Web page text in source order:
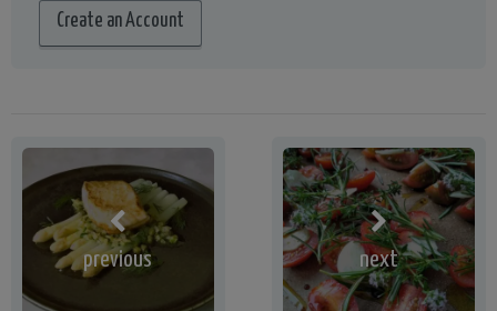
Create an Account
previous next